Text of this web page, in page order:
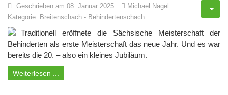
Geschrieben am 08. Januar 2025
Michael Nagel
Kategorie: Breitenschach - Behindertenschach
Traditionell eröffnete die Sächsische Meisterschaft der
Behinderten als erste Meisterschaft das neue Jahr. Und es war
bereits die 20. – also ein kleines Jubiläum.
Weiterlesen ...